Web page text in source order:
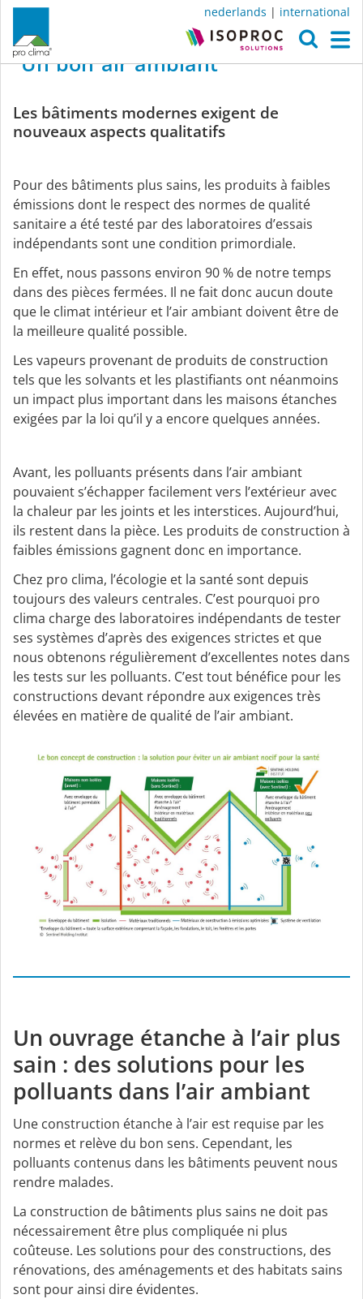
nederlands | international
bon
air
ambiant
bâtiments
modernes
exigent
de
nouveaux
aspects
qualitatifs
Un bon air ambiant
Les bâtiments modernes exigent de
nouveaux aspects qualitatifs
Pour des bâtiments plus sains, les produits à faibles
émissions dont le respect des normes de qualité
sanitaire a été testé par des laboratoires d’essais
indépendants sont une condition primordiale.
En effet, nous passons environ 90 % de notre temps
dans des pièces fermées. Il ne fait donc aucun doute
que le climat intérieur et l’air ambiant doivent être de
la meilleure qualité possible.
Les vapeurs provenant de produits de construction
tels que les solvants et les plastifiants ont néanmoins
un impact plus important dans les maisons étanches
exigées par la loi qu’il y a encore quelques années.
Avant, les polluants présents dans l’air ambiant
pouvaient s’échapper facilement vers l’extérieur avec
la chaleur par les joints et les interstices. Aujourd’hui,
ils restent dans la pièce. Les produits de construction à
faibles émissions gagnent donc en importance.
Chez pro clima, l’écologie et la santé sont depuis
toujours des valeurs centrales. C’est pourquoi pro
clima charge des laboratoires indépendants de tester
ses systèmes d’après des exigences strictes et que
nous obtenons régulièrement d’excellentes notes dans
les tests sur les polluants. C’est tout bénéfice pour les
constructions devant répondre aux exigences très
élevées en matière de qualité de l’air ambiant.
Un ouvrage étanche à l’air plus
sain : des solutions pour les
polluants dans l’air ambiant
Une construction étanche à l’air est requise par les
normes et relève du bon sens. Cependant, les
polluants contenus dans les bâtiments peuvent nous
rendre malades.
La construction de bâtiments plus sains ne doit pas
nécessairement être plus compliquée ni plus
coûteuse. Les solutions pour des constructions, des
rénovations, des aménagements et des habitats sains
sont pour ainsi dire évidentes.